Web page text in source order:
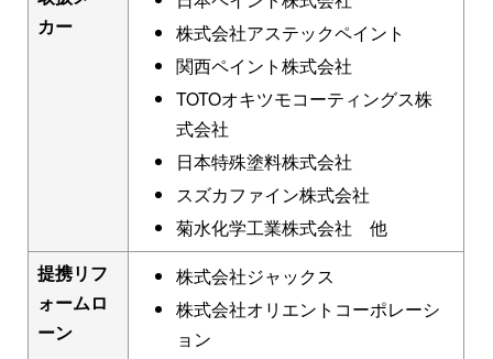
カー
株式会社アステックペイント
関西ペイント株式会社
TOTOオキツモコーティングス株
式会社
日本特殊塗料株式会社
スズカファイン株式会社
菊水化学工業株式会社 他
提携リフ
ォームロ
ーン
株式会社ジャックス
株式会社オリエントコーポレーシ
ョン